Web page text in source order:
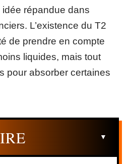
répandue dans
L’existence du T2
de prendre en compte
liquides, mais tout
pour absorber certaines